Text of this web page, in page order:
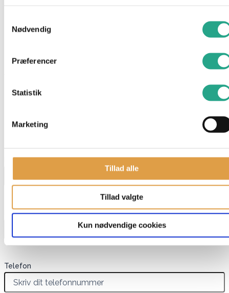
Nødvendig
Præferencer
Statistik
Marketing
Tillad alle
Tillad valgte
Kun nødvendige cookies
Materiale: Plast
Har du spørgsmål til denne vare?
Navn*
E-mail*
Telefon